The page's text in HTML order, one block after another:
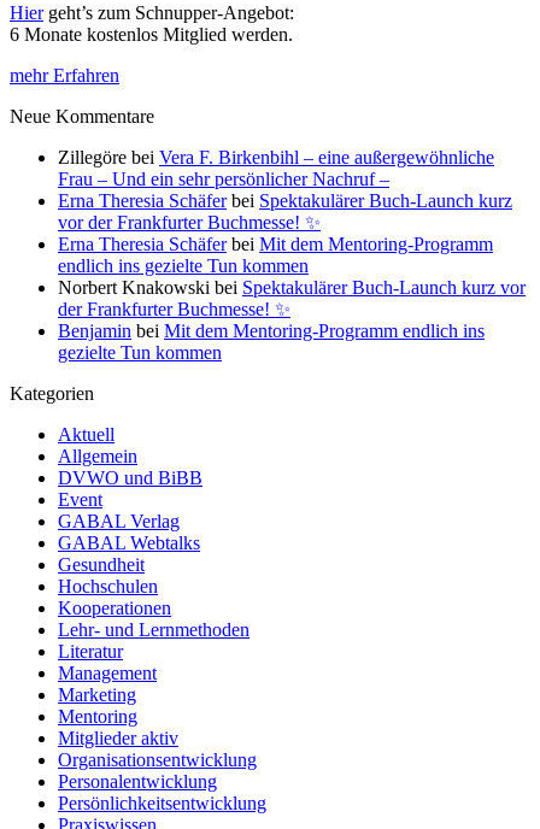
Hiergeht’s zum Schnupper-Angebot:
6 Monate kostenlos Mitglied werden.
mehr Erfahren
Neue Kommentare
Zillegöre bei Vera F. Birkenbihl – eine außergewöhnliche
Frau – Und ein sehr persönlicher Nachruf –
Erna Theresia Schäferbei Spektakulärer Buch-Launch kurz
vor der Frankfurter Buchmesse! ✨
Erna Theresia Schäferbei Mit dem Mentoring-Programm
endlich ins gezielte Tun kommen
Norbert Knakowski bei Spektakulärer Buch-Launch kurz vor
der Frankfurter Buchmesse! ✨
Benjamin bei Mit dem Mentoring-Programm endlich ins
gezielte Tun kommen
Kategorien
Aktuell
Allgemein
DVWO und BiBB
Event
GABAL Verlag
GABAL Webtalks
Gesundheit
Hochschulen
Kooperationen
Lehr- und Lernmethoden
Literatur
Management
Marketing
Mentoring
Mitglieder aktiv
Organisationsentwicklung
Personalentwicklung
Persönlichkeitsentwicklung
Praxiswissen